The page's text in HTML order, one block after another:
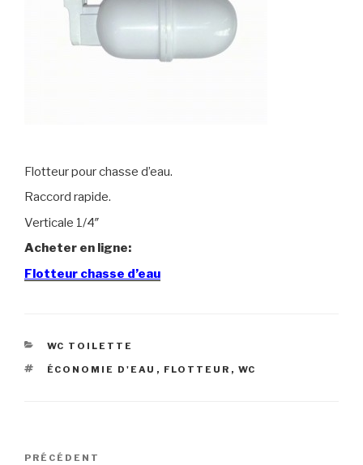
Flotteur pour chasse d’eau.
Raccord rapide.
Verticale 1/4″
Acheter en ligne:
Flotteur chasse d’eau
CATÉGORIES
WC TOILETTE
ÉTIQUETTES
ÉCONOMIE D'EAU , FLOTTEUR , WC
Navigation
Article
PRÉCÉDENT